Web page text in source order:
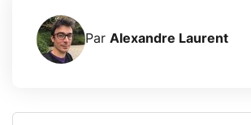
Par Alexandre Laurent